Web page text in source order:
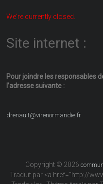
We're currently closed.
Site internet :
Pour joindre les responsables
l’adresse suivante :
drenault@virenormandie.fr
Copyright © 2026
Traduit par <a href="http://